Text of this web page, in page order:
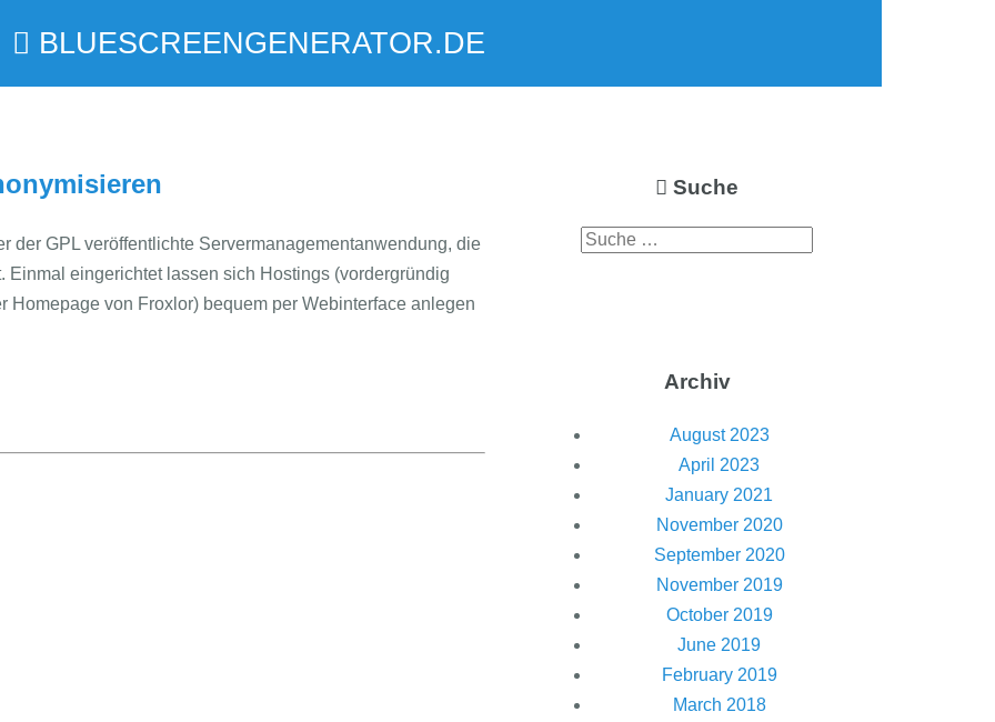
BLUESCREENGENERATOR.DE
der GPL veröffentlichte Servermanagementanwendung, die
eingerichtet lassen sich Hostings (vordergründig
Homepage von Froxlor) bequem per Webinterface anlegen
Suche
Archiv
August 2023
April 2023
January 2021
November 2020
September 2020
November 2019
October 2019
June 2019
February 2019
March 2018